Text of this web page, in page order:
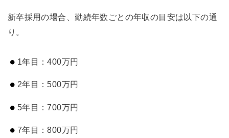
新卒採用の場合、勤続年数ごとの年収の目安は以下の通
り。
1年目：400万円
2年目：500万円
5年目：700万円
7年目：800万円